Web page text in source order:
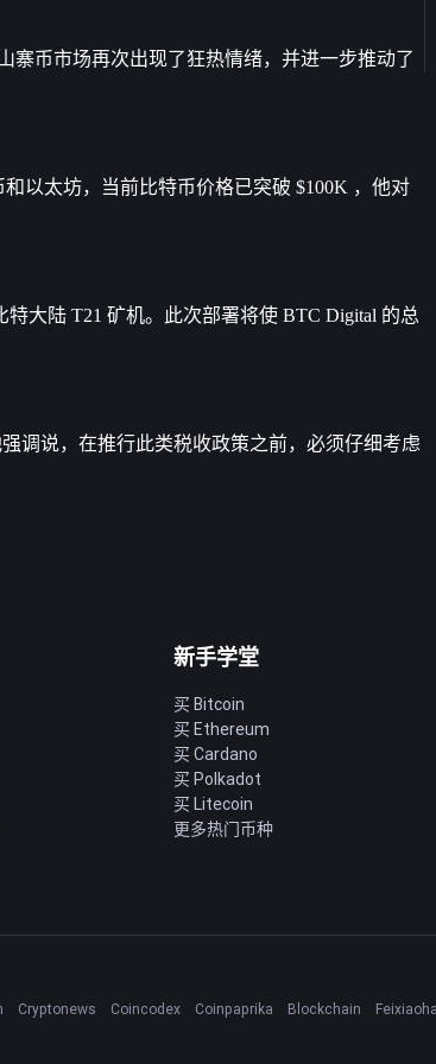
寨币市场再次出现了狂热情绪，并进一步推动了
和以太坊，当前比特币价格已突破 $100K ，他对
大陆 T21 矿机。此次部署将使 BTC Digital 的总
调说，在推行此类税收政策之前，必须仔细考虑
新手学堂
买 Bitcoin
买 Ethereum
买 Cardano
买 Polkadot
买 Litecoin
更多热门币种
Cryptonews Coincodex Coinpaprika Blockchain